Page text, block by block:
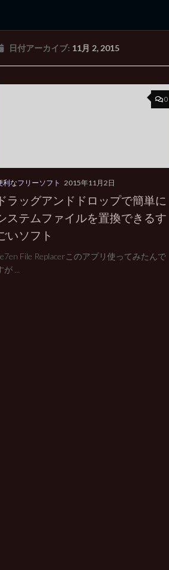
日記 3rd Edition
日付アーカイブ: 11月 2, 2015
0
利なフリーソフト 2015年11月2日
ドラッグアンドドロップで簡単に
ステムファイルを置換できるす
いソフト
File Replacerこのアプリ使ってみたんで
が ...